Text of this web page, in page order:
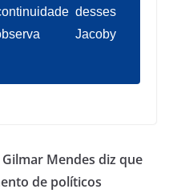
desses
Jacoby
Mendes diz que
de políticos